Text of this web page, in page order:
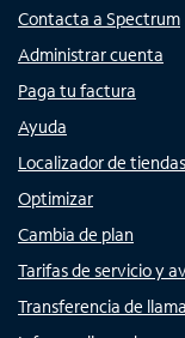
Contacta a Spectrum
Administrar cuenta
Paga tu factura
Ayuda
Localizador de tiendas
Optimizar
Cambia de plan
Tarifas de servicio y
Transferencia de